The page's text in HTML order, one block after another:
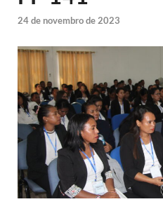
24 de novembro de 2023